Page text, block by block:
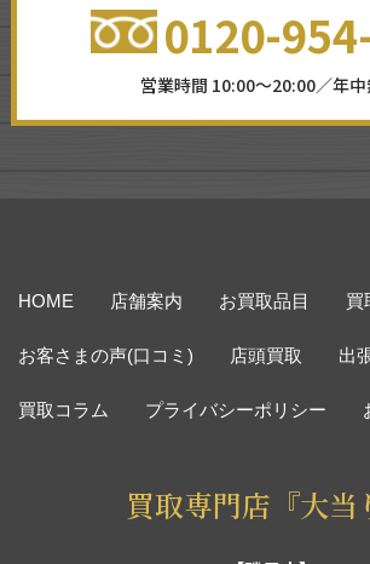
0120-
営業時間 10:00～20:00／年
HOME 店舗案内 お買取品目 買
お客さまの声(口コミ) 店頭買取 出
買取コラム プライバシーポリシー
買取専門店『大当